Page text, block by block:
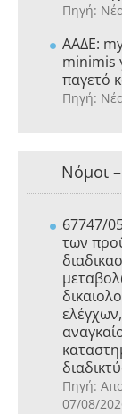
Πηγή:
ΑΑΔΕ:
minimis
παγετό
Πηγή:
Νόμοι
67747/
των
Πηγή:
07/08/